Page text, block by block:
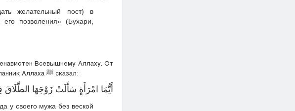
желательный пост) в
позволения» (Бухари,
Всевышнему Аллаху. От
Савбана (да будет доволен им Аллах) передаётся, что Посланник Аллаха ﷺ сказал:
أَيُّمَا امْرَأَةٍ سَأَلَتْ زَوْجَهَا
у своего мужа без веской